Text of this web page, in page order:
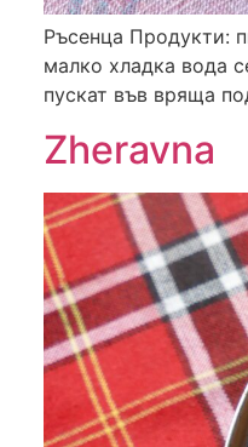
Ръсенца Продукти:
малко хладка вода
пускат във вряща
Zheravna